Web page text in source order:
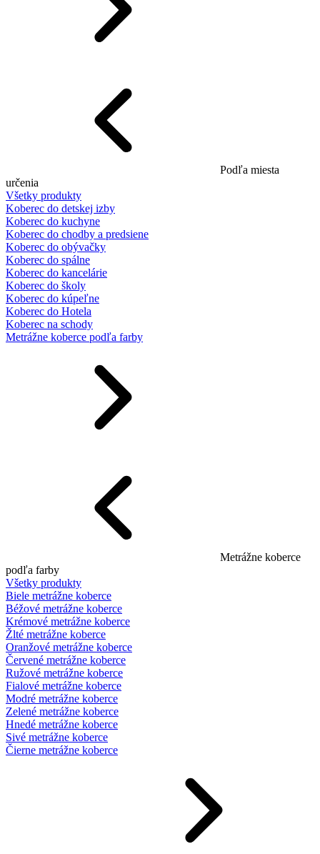
Podľa miesta
určenia
Všetky produkty
Koberec do detskej izby
Koberec do kuchyne
Koberec do chodby a predsiene
Koberec do obývačky
Koberec do spálne
Koberec do kancelárie
Koberec do školy
Koberec do kúpeľne
Koberec do Hotela
Koberec na schody
Metrážne koberce podľa farby
Metrážne koberce
podľa farby
Všetky produkty
Biele metrážne koberce
Béžové metrážne koberce
Krémové metrážne koberce
Žlté metrážne koberce
Oranžové metrážne koberce
Červené metrážne koberce
Ružové metrážne koberce
Fialové metrážne koberce
Modré metrážne koberce
Zelené metrážne koberce
Hnedé metrážne koberce
Sivé metrážne koberce
Čierne metrážne koberce